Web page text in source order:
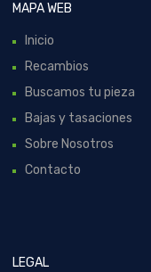
MAPA WEB
Inicio
Recambios
Buscamos tu pieza
Bajas y tasaciones
Sobre Nosotros
Contacto
LEGAL